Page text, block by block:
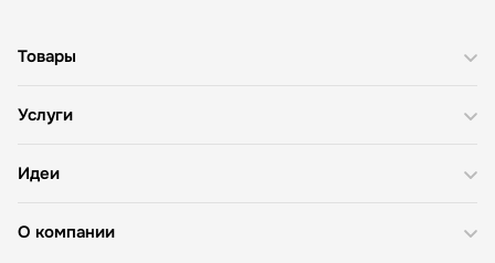
О компании
Товары
Услуги
Идеи